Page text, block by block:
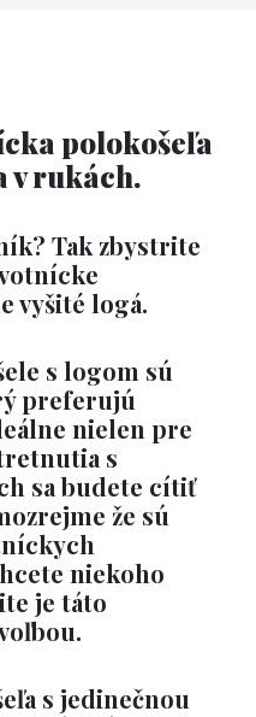
polokošeľa
v rukách.
Tak zbystrite
vyšité logá.
s logom sú
preferujú
nielen pre
s
sa budete cítiť
že sú
niekoho
je táto
s jedinečnou